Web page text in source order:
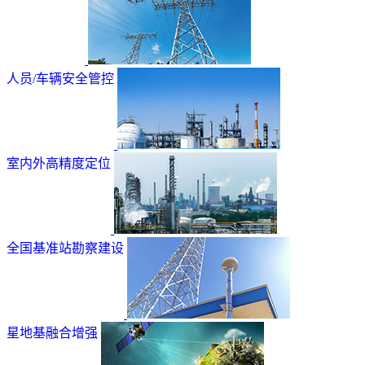
人员/车辆安全管控
室内外高精度定位
全国基准站勘察建设
星地基融合增强